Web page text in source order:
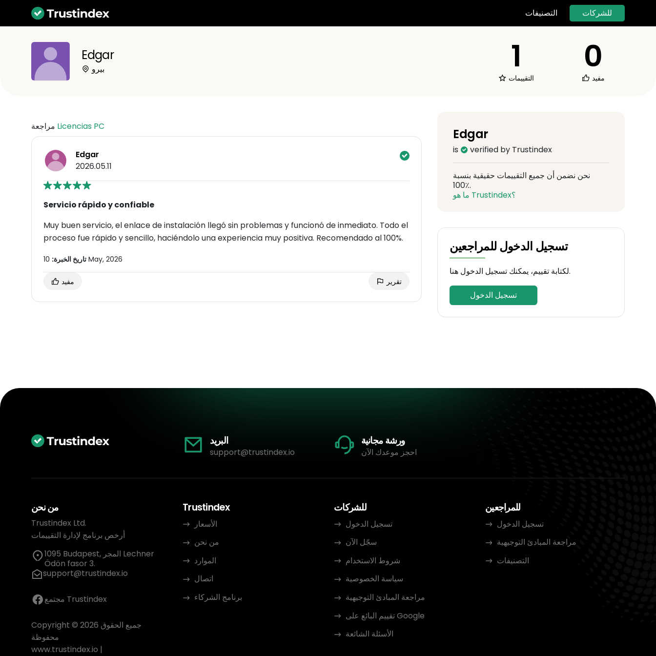
التصنيفات للشركات
Edgar
بيرو 1
التقييمات
0
مفيد
Licencias PC
Edgar
2026.05.11
Servicio rápido y confiable
Muy buen servicio, el enlace de instalación llegó sin problemas y funcionó de inmediato. Todo el
proceso fue rápido y sencillo, haciéndolo una experiencia muy positiva. Recomendado al 100%.
تاريخ الخبرة: 10 May, 2026
مفيد تقرير
Edgar
is verified by Trustindex
نحن نضمن أن جميع التقييمات حقيقية بنسبة
100٪.
ما هو Trustindex؟
تسجيل الدخول للمراجعين
لكتابة تقييم، يمكنك تسجيل الدخول هنا.
تسجيل الدخول
البريد
support@trustindex.io
ورشة مجانية
احجز موعدك الآن
من نحن
Trustindex Ltd.
أرخص برنامج لإدارة التقييمات
1095 Budapest, المجر Lechner
Ödön fasor 3.
support@trustindex.io
مجتمع Trustindex
Copyright © 2026 جميع الحقوق
محفوظة
www.trustindex.io |
Trustindex
الأسعار
من نحن
الموارد
اتصال
برنامج الشركاء
للشركات
تسجيل الدخول
سجّل الآن
شروط الاستخدام
سياسة الخصوصية
مراجعة المبادئ التوجيهية
تقييم البائع على Google
الأسئلة الشائعة
للمراجعين
تسجيل الدخول
مراجعة المبادئ التوجيهية
التصنيفات